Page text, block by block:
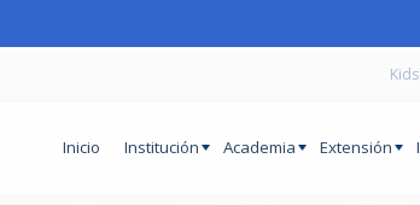
Kids
Inicio Institución Academia Extensión